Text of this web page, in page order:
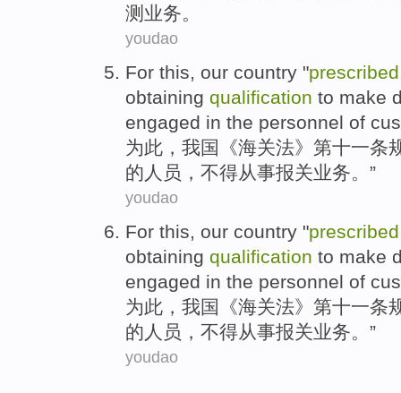
测业务。
youdao
For this, our country "prescribed
obtaining qualification to make
engaged in the personnel of
为此 ， 我国 《海关法》 第十一条
的 人员 ， 不得从事报关业务。”
youdao
For this, our country "prescribed
obtaining qualification to make
engaged in the personnel of
为此 ， 我国 《海关法》 第十一条
的 人员 ， 不得从事报关业务。”
youdao